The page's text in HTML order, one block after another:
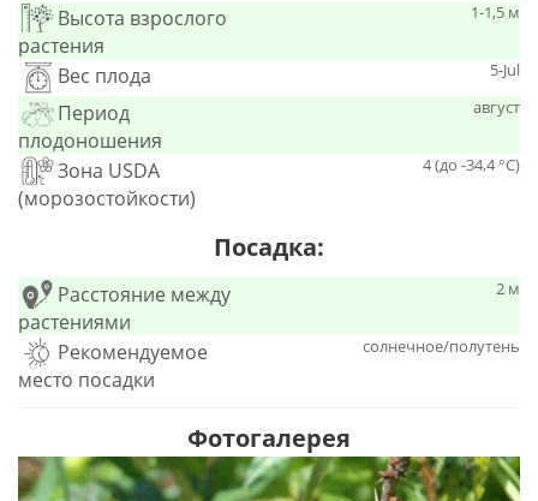
Высота взрослого
растения
1-1,5 м
Вес плода 5-Jul
Период
плодоношения
август
Зона USDA
(морозостойкости)
4 (до -34,4 °С)
Посадка:
Расстояние между
растениями
2 м
Рекомендуемое
место посадки
солнечное/полутень
Фотогалерея